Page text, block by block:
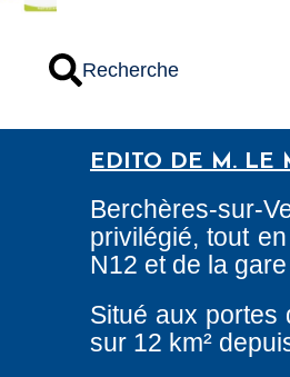
Recherche
EDITO DE M. LE
Berchères-sur-
privilégié, tout
N12 et de la
Situé aux portes
sur 12 km²